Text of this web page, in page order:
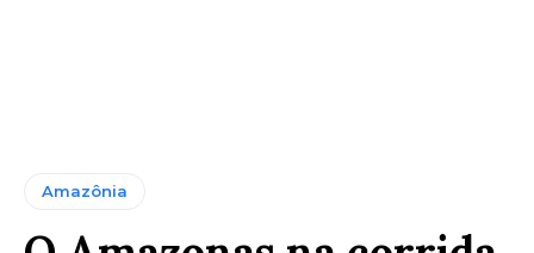
Amazônia